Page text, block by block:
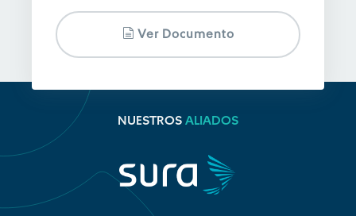
Ver Documento
NUESTROS ALIADOS